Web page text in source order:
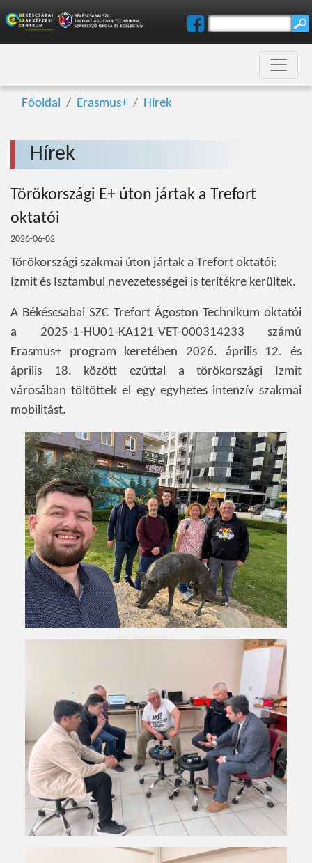
Főoldal Erasmus+ Hírek
Hírek
Törökországi E+ úton jártak a Trefort
oktatói
2026-06-02
Törökországi szakmai úton jártak a Trefort oktatói:
Izmit és Isztambul nevezetességei is terítékre kerültek.
A Békéscsabai SZC Trefort Ágoston Technikum oktatói
a 2025-1-HU01-KA121-VET-000314233 számú
Erasmus+ program keretében 2026. április 12. és
április 18. között ezúttal a törökországi Izmit
városában töltöttek el egy egyhetes intenzív szakmai
mobilitást.